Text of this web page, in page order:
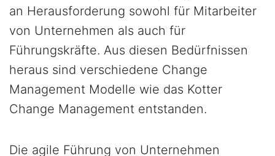
an Herausforderung sowohl für Mitarbeiter
von Unternehmen als auch für
Führungskräfte. Aus diesen Bedürfnissen
heraus sind verschiedene Change
Management Modelle wie das Kotter
Change Management entstanden.
Die agile Führung von Unternehmen